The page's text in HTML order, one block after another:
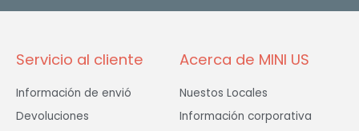
Servicio al cliente
Información de envió
Devoluciones
Acerca de MINI US
Nuestos Locales
Información corporativa